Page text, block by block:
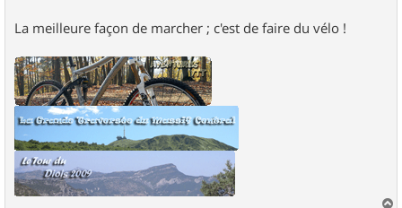
La meilleure façon de marcher ; c'est de faire du vélo !